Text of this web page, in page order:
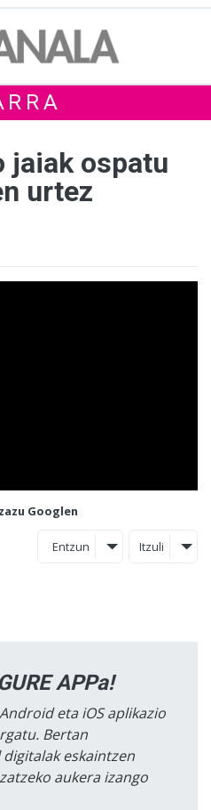
jaiak ospatu
urtez
Googlen
Entzun Itzuli
APPa!
eta iOS aplikazio
Bertan
eskaintzen
aukera izango